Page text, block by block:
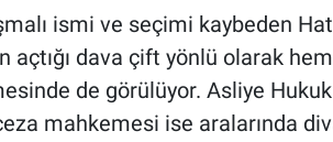
ismi ve seçimi kaybeden
açtığı dava çift yönlü olarak
de görülüyor. Asliye
mahkemesi ise aralarında